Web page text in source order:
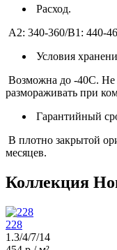
Расход.
А2: 340-360/B1: 440-
Условия
Возможна до -40С. Не
размораживать при
Гарантийный
В плотно закрытой
месяцев.
Коллекция
228
1.3/4/7/14